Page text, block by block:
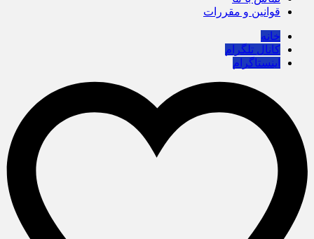
قوانین و مقررات
خانه
کانال تلگرام
اینستاگرام